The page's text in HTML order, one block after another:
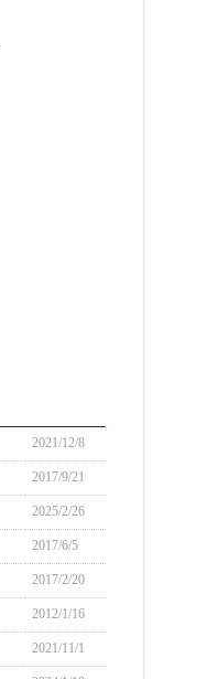
2021/12/8
2017/9/21
2025/2/26
2017/6/5
2017/2/20
2012/1/16
2021/11/1